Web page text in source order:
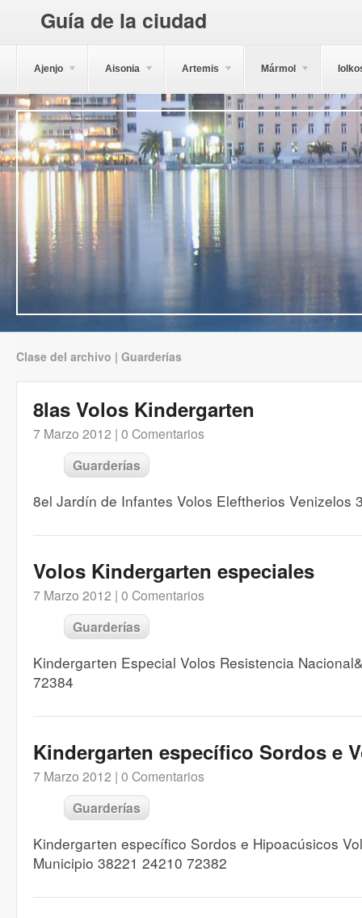
Guía de la ciudad
Ajenjo Aisonia Artemis Mármol
Clase del archivo | Guarderías
8las Volos Kindergarten
7 Marzo 2012 | 0 Comentarios
Guarderías
8el Jardín de Infantes Volos Eleftherios Venizelos
Volos Kindergarten especiales
7 Marzo 2012 | 0 Comentarios
Guarderías
Kindergarten Especial Volos Resistencia
72384
Kindergarten específico Sordos e
7 Marzo 2012 | 0 Comentarios
Guarderías
Kindergarten específico Sordos e Hipoacúsicos
Municipio 38221 24210 72382